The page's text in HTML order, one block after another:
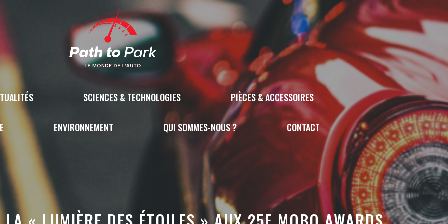
SCIENCES & TECHNOLOGIES PIÈCES & ACCESSOIRES
ENVIRONNEMENT QUI SOMMES-NOUS ? CONTACT